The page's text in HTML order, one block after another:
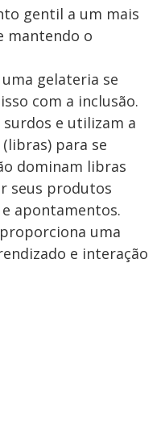
gentil a um mais
mantendo o
gelateria se
com a inclusão.
e utilizam a
para se
dominam libras
seus produtos
apontamentos.
uma
e interação